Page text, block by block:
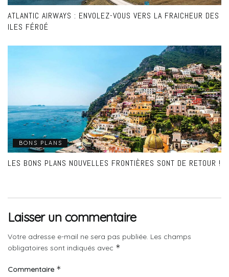
ATLANTIC AIRWAYS : ENVOLEZ-VOUS VERS LA FRAICHEUR DES
ILES FÉROÉ
BONS PLANS
LES BONS PLANS NOUVELLES FRONTIÈRES SONT DE RETOUR !
Laisser un commentaire
Votre adresse e-mail ne sera pas publiée. Les champs
obligatoires sont indiqués avec *
Commentaire *